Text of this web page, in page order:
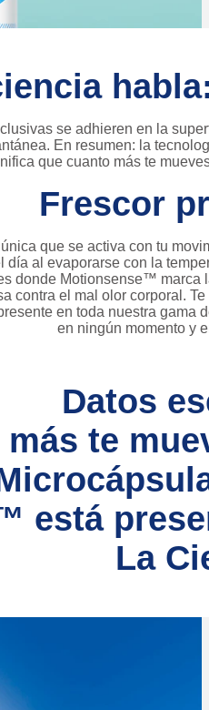
se adhieren en la
En resumen: la
que cuanto más te
Frescor
que se activa con tu
al evaporarse con la
donde Motionsense™
contra el mal olor corporal.
en toda nuestra
en ningún momento y
Datos
más te
está
La